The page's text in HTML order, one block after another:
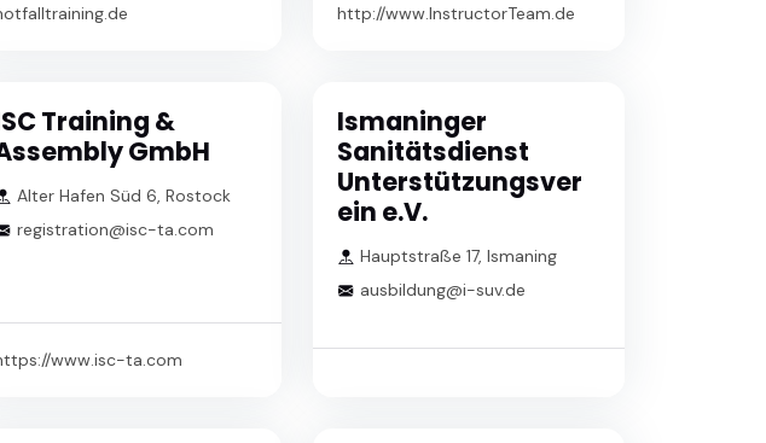
http://www.InstructorTeam.de
Training &
GmbH
Alter Hafen Süd 6, Rostock
registration@isc-ta.com
www.isc-ta.com
Ismaninger
Sanitätsdienst
Unterstützungsver
ein e.V.
Hauptstraße 17, Ismaning
ausbildung@i-suv.de